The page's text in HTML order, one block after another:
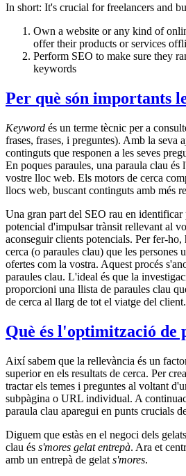
In short: It's crucial for freelancers and
Own a website or any kind of
offer their products or services
Perform SEO to make sure they
keywords
Per què són importants
Keyword és un terme tècnic per a
frases, frases, i preguntes). Amb la seva
continguts que responen a les seves
En poques paraules, una paraula clau és
vostre lloc web. Els motors de cerca
llocs web, buscant continguts amb més
Una gran part del SEO rau en identificar
potencial d'impulsar trànsit rellevant al
aconseguir clients potencials. Per fer-
cerca (o paraules clau) que les persones
ofertes com la vostra. Aquest procés
paraules clau. L'ideal és que la
proporcioni una llista de paraules clau
de cerca al llarg de tot el viatge del client.
Què és l'optimització de
Així sabem que la rellevància és un
superior en els resultats de cerca. Per
tractar els temes i preguntes al voltant
subpàgina o URL individual. A
paraula clau aparegui en punts crucials
Diguem que estàs en el negoci dels
clau és s'mores gelat entrepà. Ara et
amb un entrepà de gelat s'mores.